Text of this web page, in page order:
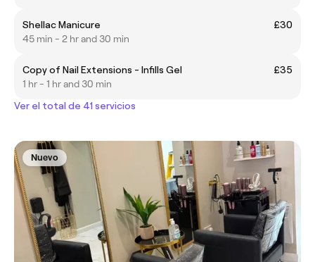
Shellac Manicure
£30
45 min - 2 hr and 30 min
Copy of Nail Extensions - Infills Gel
£35
1 hr - 1 hr and 30 min
Ver el total de 41 servicios
Nuevo